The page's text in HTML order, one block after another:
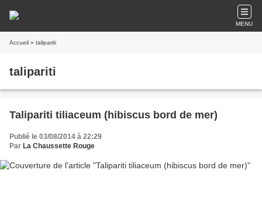
MENU
Accueil » talipariti
talipariti
Talipariti tiliaceum (hibiscus bord de mer)
Publié le 03/08/2014 à 22:29
Par La Chaussette Rouge